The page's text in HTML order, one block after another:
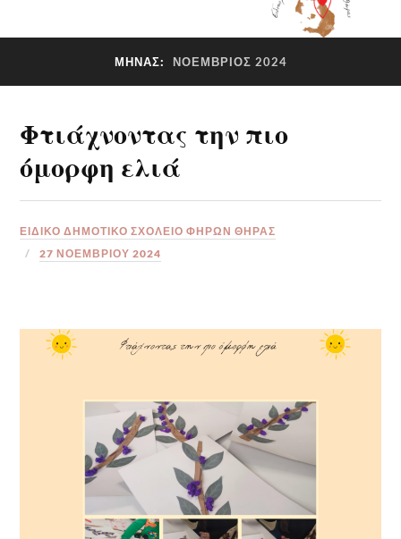
ΜΉΝΑΣ: ΝΟΈΜΒΡΙΟΣ 2024
Φτιάχνοντας την πιο
όμορφη ελιά
ΕΙΔΙΚΟ ΔΗΜΟΤΙΚΟ ΣΧΟΛΕΙΟ ΦΗΡΩΝ ΘΗΡΑΣ
27 ΝΟΕΜΒΡΊΟΥ 2024